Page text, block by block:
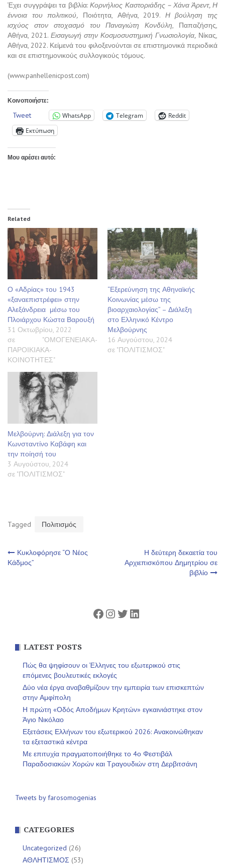
Έχει συγγράψει τα βιβλία:Κορνήλιος Καστοριάδης – Χάνα Άρεντ, Η
έννοια του πολιτικού, Ποιότητα, Αθήνα, 2019. Η βούληση της
ισχύος στον στοχασμό του Παναγιώτη Κονδύλη, Παπαζήσης,
Αθήνα, 2021. Εισαγωγή στην Κοσμοσυστημική Γνωσιολογία, Νίκας,
Αθήνα, 2022. Κείμενά του φιλοξενούνται σε επιστημονικά περιοδικά
και σε επιστημονικούς συλλογικούς τόμους.
(www.panhellenicpost.com)
Κοινοποιήστε:
Tweet WhatsApp Telegram
Reddit
Εκτύπωση
Μου αρέσει αυτό:
Related
Ο «Αδρίας» του 1943
«ξαναεπιστρέφει» στην
Αλεξάνδρεια μέσω του
Πλοιάρχου Κώστα Βαρουξή
31 Οκτωβρίου, 2022
σε "ΟΜΟΓΕΝΕΙΑΚΑ-
ΠΑΡΟΙΚΙΑΚΑ-
ΚΟΙΝΟΤΗΤΕΣ"
“Εξερεύνηση της Αθηναϊκής
Κοινωνίας μέσω της
βιοαρχαιολογίας” – Διάλεξη
στο Ελληνικό Κέντρο
Μελβούρνης
16 Αυγούστου, 2024
σε "ΠΟΛΙΤΙΣΜΟΣ"
Μελβούρνη: Διάλεξη για τον
Κωνσταντίνο Καβάφη και
την ποίησή του
3 Αυγούστου, 2024
σε "ΠΟΛΙΤΙΣΜΟΣ"
Tagged Πολιτισμός
Πλοήγηση
Κυκλοφόρησε “Ο Νέος
Κάδμος”
Η δεύτερη δεκαετία του
Αρχιεπισκόπου Δημητρίου σε
βιβλίο
Facebook
Instagram
Twitter
Linkedin
LATEST POSTS
Πώς θα ψηφίσουν οι Έλληνες του εξωτερικού στις
επόμενες βουλευτικές εκλογές
Δύο νέα έργα αναβαθμίζουν την εμπειρία των επισκεπτών
στην Αμφίπολη
Η πρώτη «Οδός Αποδήμων Κρητών» εγκαινιάστηκε στον
Άγιο Νικόλαο
Εξετάσεις Ελλήνων του εξωτερικού 2026: Ανακοινώθηκαν
τα εξεταστικά κέντρα
Με επιτυχία πραγματοποιήθηκε το 4ο Φεστιβάλ
Παραδοσιακών Χορών και Τραγουδιών στη Δερβιτσάνη
Tweets by farosomogenias
CATEGORIES
Uncategorized (26)
ΑΘΛΗΤΙΣΜΟΣ (53)